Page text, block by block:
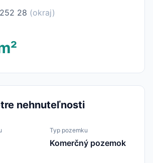
28 (okraj)
nehnuteľnosti
Typ pozemku
Komerčný pozemok